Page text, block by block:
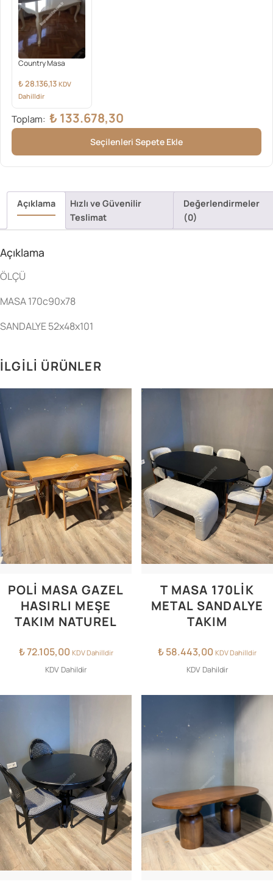
Country Masa
₺28.136,13 KDV
Dahilldir
Toplam: ₺ 133.678,30
Seçilenleri Sepete Ekle
Açıklama
Hızlı ve Güvenilir
Teslimat
Değerlendirmeler
(0)
Açıklama
ÖLÇÜ
MASA 170c90x78
SANDALYE 52x48x101
İLGILI ÜRÜNLER
POLI MASA GAZEL
HASIRLI MEŞE
TAKIM NATUREL
₺72.105,00 KDV Dahilldir
KDV Dahildir
T MASA 170LIK
METAL SANDALYE
TAKIM
₺58.443,00 KDV Dahilldir
KDV Dahildir